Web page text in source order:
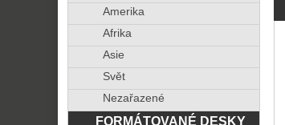
Amerika
Afrika
Asie
Svět
Nezařazené
FORMÁTOVANÉ DESKY